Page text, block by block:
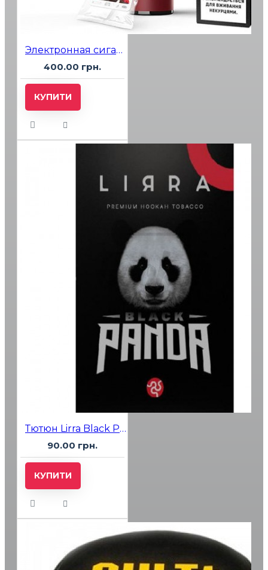
Электронная сигарета SAB 2500 №11 Pomegranate (Гранат)
400.00 грн.
КУПИТИ
Тютюн Lirra Black Panda (Виноград Смородина) 50 гр
90.00 грн.
КУПИТИ